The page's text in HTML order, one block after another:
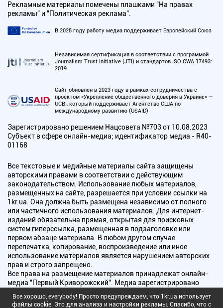
Рекламные материалы помечены плашками "На правах
рекламы" и "Политическая реклама".
В 2025 году работу медиа поддерживает Европейский Союз
Независимая сертификация в соответствии с программой
Journalism Trust Initiative (JTI) и стандартов ISO CWA 17493:
2019
Сайт обновлен в 2023 году в рамках сотрудничества с
проектом «Укрепление общественного доверия в Украине» —
UCBI, который поддерживает Агентство США по
международному развитию (USAID)
Зарегистрировано решением Нацсовета №703 от 10.08.2023
Субъект в сфере онлайн-медиа; идентификатор медиа - R40-
01168
Все текстовые и медийные материалы сайта защищены
авторскими правами в соответствии с действующим
законодательством. Использование любых материалов,
размещенных на сайте, разрешается при условии ссылки на
1kr.ua. Она должна быть размещена независимо от полного
или частичного использования материалов. Для интернет-
изданий обязательна прямая, открытая для поисковых
систем гиперссылка, размещенная в подзаголовке или
первом абзаце материала. В любом другом случае
перепечатка, копирование, воспроизведение или иное
использование материалов является нарушением авторских
прав и строго запрещено.
Все права на размещение материалов принадлежат онлайн-
медиа "Первый Криворожский". Медиа зарегистрировано
Национальным советом Украины по вопросам телевидения и
радиовещания.
Все хорошо, everybody! Просто предупреждаем, что 1kr.ua использует
файлы cookie. Это для анализа и настройки рекламы. Спасибо, что с